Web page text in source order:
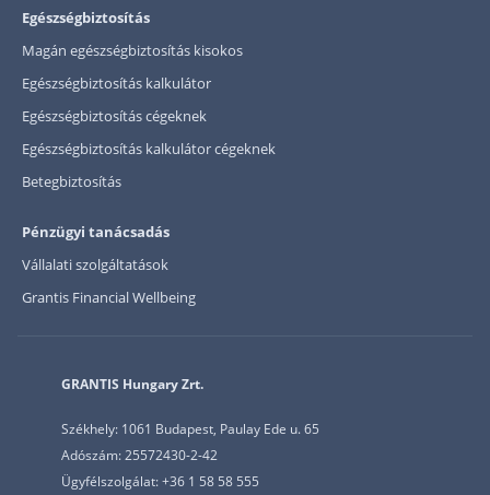
Egészségbiztosítás
Magán egészségbiztosítás kisokos
Egészségbiztosítás kalkulátor
Egészségbiztosítás cégeknek
Egészségbiztosítás kalkulátor cégeknek
Betegbiztosítás
Pénzügyi tanácsadás
Vállalati szolgáltatások
Grantis Financial Wellbeing
GRANTIS Hungary Zrt.
Székhely: 1061 Budapest, Paulay Ede u. 65
Adószám: 25572430-2-42
Ügyfélszolgálat: +36 1 58 58 555